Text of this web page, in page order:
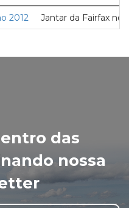
2012 Jantar da Fairfax no
das
nossa